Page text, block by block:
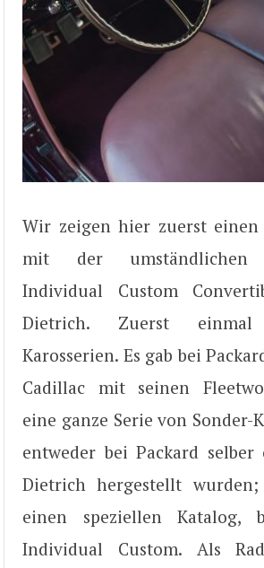
Wir zeigen hier zuerst
mit der umständlichen
Individual Custom
Dietrich. Zuerst
Karosserien. Es gab bei
Cadillac mit seinen
eine ganze Serie von Sonder-
entweder bei Packard
Dietrich hergestellt
einen speziellen Katalog,
Individual Custom. Als